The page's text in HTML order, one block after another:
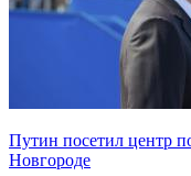
Путин посетил центр
Новгороде